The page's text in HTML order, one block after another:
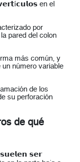
en el
por
pared del colon
más común, y
número variable
de los
su perforación
de qué
𝘀𝘂𝗲𝗹𝗲𝗻 𝘀𝗲𝗿